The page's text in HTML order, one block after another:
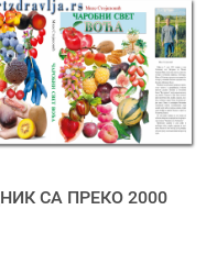
СА ПРЕКО 2000